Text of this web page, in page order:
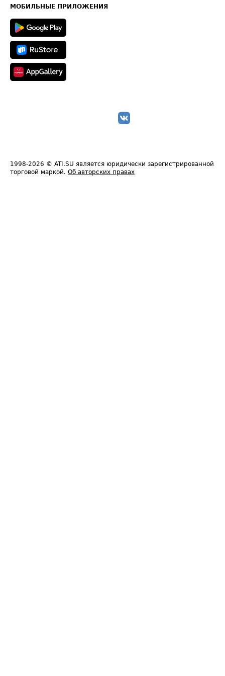
Техническая информация
МОБИЛЬНЫЕ ПРИЛОЖЕНИЯ
1998-2026 © ATI.SU является юридически зарегистрированной
торговой маркой. Об авторских правах